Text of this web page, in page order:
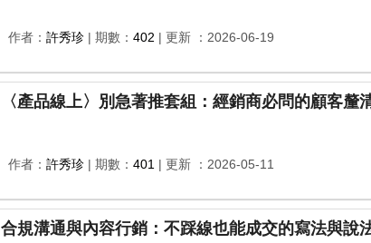
作者： 許秀珍 | 期數： 402 | 更新 ：2026-06-19
〈產品線上〉別急著推套組：經銷商必問的顧客釐
作者： 許秀珍 | 期數： 401 | 更新 ：2026-05-11
合規溝通與內容行銷：不踩線也能成交的寫法與說法 把銷售從情緒推力，升級為可複製的信